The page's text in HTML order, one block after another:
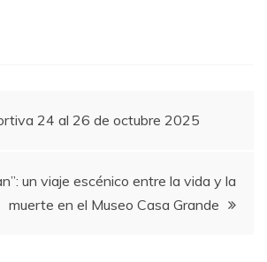
24 al 26 de octubre 2025
un viaje escénico entre la vida y la
muerte en el Museo Casa Grande